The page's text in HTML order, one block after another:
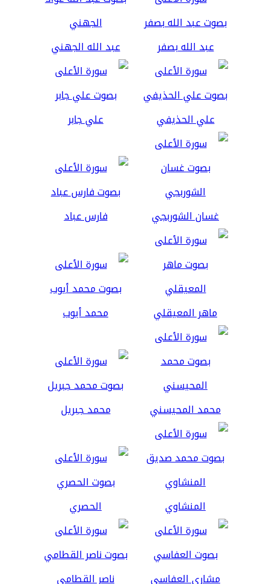
عبد الله بصفر عبد الله الجهني
علي الحذيفي علي جابر
غسان الشوربجي فارس عباد
ماهر المعيقلي محمد أيوب
محمد المحيسني محمد جبريل
المنشاوي الحصري
مشاري العفاسي ناصر القطامي